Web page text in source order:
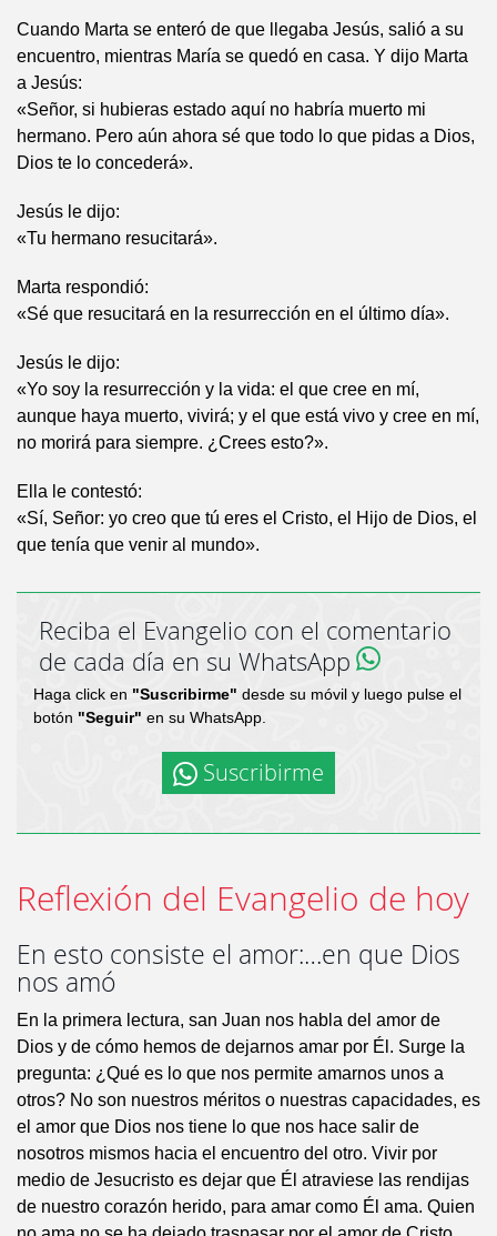
Cuando Marta se enteró de que llegaba Jesús, salió a su
encuentro, mientras María se quedó en casa. Y dijo Marta
a Jesús:
«Señor, si hubieras estado aquí no habría muerto mi
hermano. Pero aún ahora sé que todo lo que pidas a Dios,
Dios te lo concederá».
Jesús le dijo:
«Tu hermano resucitará».
Marta respondió:
«Sé que resucitará en la resurrección en el último día».
Jesús le dijo:
«Yo soy la resurrección y la vida: el que cree en mí,
aunque haya muerto, vivirá; y el que está vivo y cree en mí,
no morirá para siempre. ¿Crees esto?».
Ella le contestó:
«Sí, Señor: yo creo que tú eres el Cristo, el Hijo de Dios, el
que tenía que venir al mundo».
Reciba el Evangelio con el comentario
de cada día en su WhatsApp
Haga click en "Suscribirme" desde su móvil y luego pulse el
botón "Seguir" en su WhatsApp.
Suscribirme
Reflexión del Evangelio de hoy
En esto consiste el amor:…en que Dios
nos amó
En la primera lectura, san Juan nos habla del amor de
Dios y de cómo hemos de dejarnos amar por Él. Surge la
pregunta: ¿Qué es lo que nos permite amarnos unos a
otros? No son nuestros méritos o nuestras capacidades, es
el amor que Dios nos tiene lo que nos hace salir de
nosotros mismos hacia el encuentro del otro. Vivir por
medio de Jesucristo es dejar que Él atraviese las rendijas
de nuestro corazón herido, para amar como Él ama. Quien